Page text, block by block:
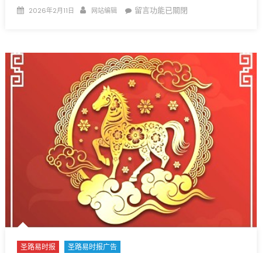
Grace
中
UM
健
康
检
查〉
中
Posted
2026年2月11日 Author
网站编辑
在
国
当
代
摄
影
重
磅
展
华
盛
顿
大
留言功能已關閉
圣路易时报 圣路易时报广告